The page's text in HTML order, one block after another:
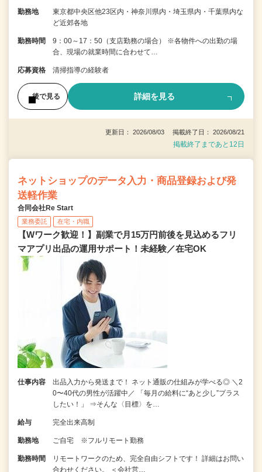
勤務地
東京都中央区他23区内・神奈川県内・埼玉県内・千葉県内な
ど近郊各地
勤務時間
9：00～17：50（支店勤務の場合） ※各物件への出勤の場
合、現場の就業時間に合わせて…
応募資格 清掃指導の経験者
後で見る 詳細を見る
更新日： 2026/08/03 掲載終了日： 2026/08/21
掲載終了まであと12日
ネットショップのデータ入力・商品登録および発
送軽作業
合同会社Re Start
業務委託 在宅・内職
【Wワーク歓迎！】副業で月15万円前後を見込めるフリ
マアプリ出品の運用サポート！未経験／在宅OK
仕事内容
出品入力から発送まで！ ネット通販の仕組みが学べる◎ ＼2
0〜40代の男性が活躍中／ 「毎月の給料に“あと少し”プラス
したい！」 ⇒そんな〈目標〉を…
給与 完全出来高制
勤務地 ご自宅 ※フルリモート勤務
勤務時間
リモートワークのため、完全自由シフトです！ 詳細はお問い
合わせください。 ＜会社営…